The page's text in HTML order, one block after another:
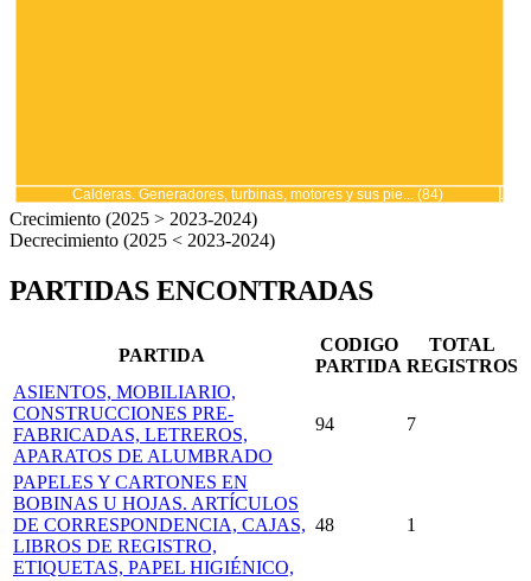
Calderas. Generadores, turbinas, motores y sus pie... (84) .
Crecimiento (2025 > 2023-2024)
Decrecimiento (2025 < 2023-2024)
PARTIDAS ENCONTRADAS
PARTIDA
CODIGO
PARTIDA
TOTAL
REGISTROS
ASIENTOS, MOBILIARIO,
CONSTRUCCIONES PRE-
FABRICADAS, LETREROS,
APARATOS DE ALUMBRADO
94 7
PAPELES Y CARTONES EN
BOBINAS U HOJAS. ARTÍCULOS
DE CORRESPONDENCIA, CAJAS,
LIBROS DE REGISTRO,
ETIQUETAS, PAPEL HIGIÉNICO,
48 1